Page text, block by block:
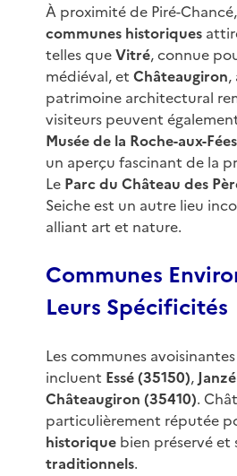
À proximité de Piré-
communes historiques
telles queVitré, connue
médiéval, et Châteaugiron,
patrimoine architectural
visiteurs peuvent
Musée de la Roche-aux-Fées
un aperçu fascinant de la
Le Parc du Château des
Seiche est un autre lieu
alliant art et nature.
Communes
Leurs Spécificités
Les communes
incluent Essé (35150),
Châteaugiron (35410).
particulièrement réputée
historiquebien préservé et
traditionnels.